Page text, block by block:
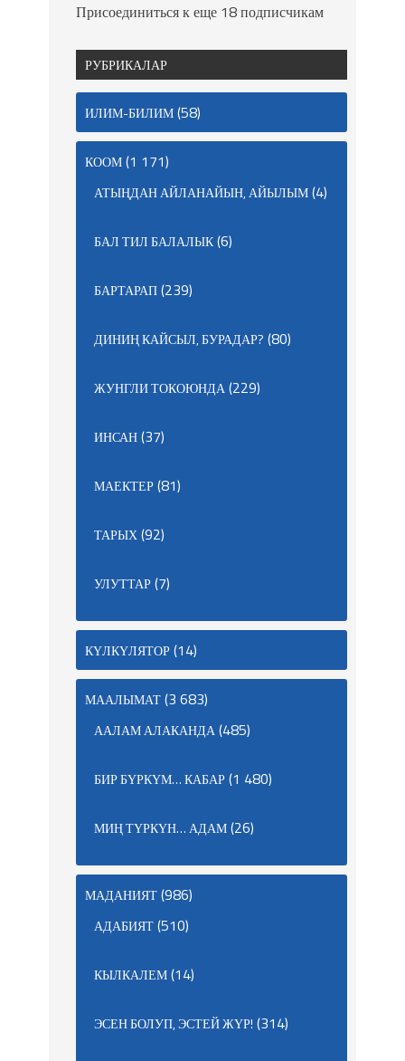
Присоединиться к еще 18 подписчикам
РУБРИКАЛАР
ИЛИМ-БИЛИМ(58)
КООМ(1 171)
АТЫҢДАН АЙЛАНАЙЫН, АЙЫЛЫМ(4)
БАЛ ТИЛ БАЛАЛЫК(6)
БАРТАРАП(239)
ДИНИҢ КАЙСЫЛ, БУРАДАР? (80)
ЖУНГЛИ ТОКОЮНДА(229)
ИНСАН(37)
МАЕКТЕР(81)
ТАРЫХ(92)
УЛУТТАР(7)
КҮЛКҮЛЯТОР(14)
МААЛЫМАТ(3 683)
ААЛАМ АЛАКАНДА(485)
БИР БҮРКҮМ… КАБАР(1 480)
МИҢ ТҮРКҮН… АДАМ(26)
МАДАНИЯТ(986)
АДАБИЯТ(510)
КЫЛКАЛЕМ(14)
ЭСЕН БОЛУП, ЭСТЕЙ ЖҮР! (314)